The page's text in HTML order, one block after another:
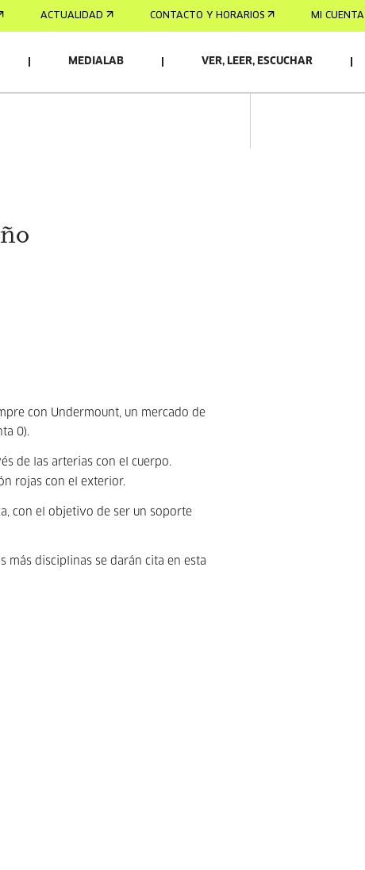
ACTUALIDAD CONTACTO Y HORARIOS MI CUENTA
MEDIALAB VER, LEER, ESCUCHAR
con Undermount, un mercado de
0).
de las arterias con el cuerpo.
rojas con el exterior.
con el objetivo de ser un soporte
más disciplinas se darán cita en esta